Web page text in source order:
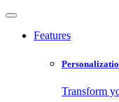
Features
Transform